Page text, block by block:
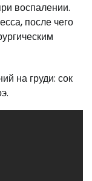
воспалении.
после чего
на груди: сок